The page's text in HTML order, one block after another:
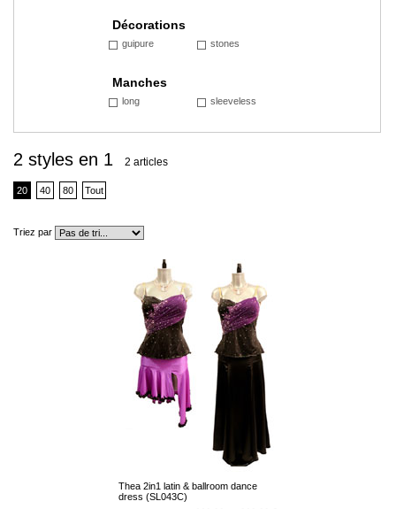
Décorations
guipure stones
Manches
long sleeveless
2 styles en 1 2 articles
Triez par
20 40 80 Tout
Thea 2in1 latin & ballroom dance
dress (SL043C)